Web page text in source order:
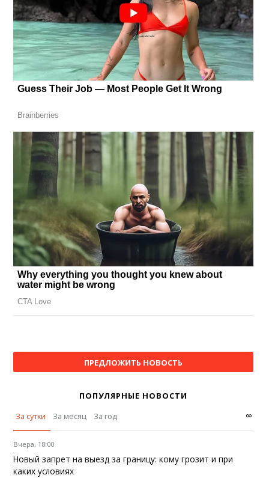
ПРЕДЛОЖИТЬ НОВОСТЬ
ПОПУЛЯРНЫЕ НОВОСТИ
За сутки
За месяц За год ∞
Вчера, 18:00
Новый запрет на выезд за границу: кому грозит и при
каких условиях